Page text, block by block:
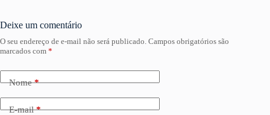
Deixe um comentário
O seu endereço de e-mail não será publicado. Campos obrigatórios são
marcados com *
Nome*
E-mail*